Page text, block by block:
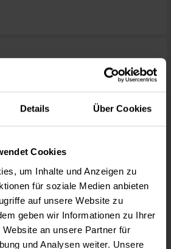
Details Über Cookies
Cookies
um Inhalte und Anzeigen zu
für soziale Medien anbieten
auf unsere Website zu
geben wir Informationen zu Ihrer
an unsere Partner für
und Analysen weiter. Unsere